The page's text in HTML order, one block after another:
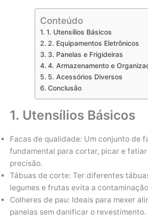
Conteúdo
1. Utensílios Básicos
2. Equipamentos Eletrônicos
3. Panelas e Frigideiras
4. Armazenamento e
5. Acessórios Diversos
Conclusão
1. Utensílios Básicos
Facas de qualidade: Um conjunto de
fundamental para cortar, picar e
precisão.
Tábuas de corte: Ter diferentes
legumes e frutas evita a
Colheres de pau: Ideais para mexer
panelas sem danificar o revestimento.